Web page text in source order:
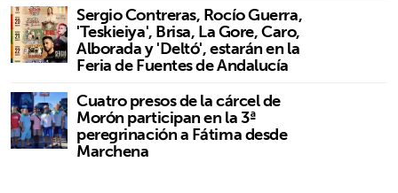
Sergio Contreras, Rocío Guerra,
'Teskieiya', Brisa, La Gore, Caro,
Alborada y 'Deltó', estarán en la
Feria de Fuentes de Andalucía
Cuatro presos de la cárcel de
Morón participan en la 3ª
peregrinación a Fátima desde
Marchena